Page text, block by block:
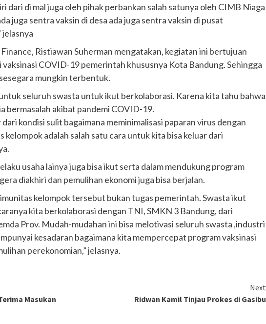
dari di mal juga oleh pihak perbankan salah satunya oleh CIMB Niaga
juga sentra vaksin di desa ada juga sentra vaksin di pusat
jelasnya
Ristiawan Suherman mengatakan, kegiatan ini bertujuan
COVID-19 pemerintah khususnya Kota Bandung. Sehingga
mungkin terbentuk.
seluruh swasta untuk ikut berkolaborasi. Karena kita tahu bahwa
bermasalah akibat pandemi COVID-19.
kondisi sulit bagaimana meminimalisasi paparan virus dengan
adalah salah satu cara untuk kita bisa keluar dari
usaha lainya juga bisa ikut serta dalam mendukung program
diakhiri dan pemulihan ekonomi juga bisa berjalan.
kelompok tersebut bukan tugas pemerintah. Swasta ikut
kita berkolaborasi dengan TNI, SMKN 3 Bandung, dari
Prov. Mudah-mudahan ini bisa melotivasi seluruh swasta ,industri
kesadaran bagaimana kita mempercepat program vaksinasi
perekonomian,” jelasnya.
Masukan
Next
Ridwan Kamil Tinjau Prokes di Gasibu
Otomotif
Ducati Collezione 100 Debut di
Mugello, Usung 10 Desain Bersejarah
Collezione 100, sebuah koleksi motor edisi
terbatas yang mengangkat kembali sejumlah
livery paling...